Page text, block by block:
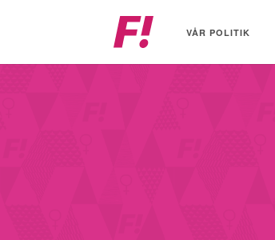
initiativ
VÅR POLITIK